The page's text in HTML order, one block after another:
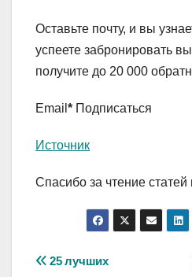
Оставьте почту, и вы
успеете забронировать
получите до 20 000
Email * Подписаться
Источник
Спасибо за чтение
Навигация
25 лучших